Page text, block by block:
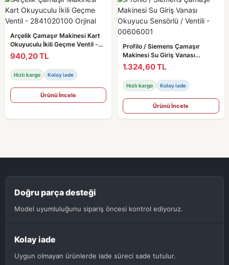
Arçelik Çamaşır Makinesi Kart
Okuyuculu İkili Geçme Ventil -
2841020100 Orjinal
940,20 TL
Hızlı kargo Kolay iade
Ürünü İncele
Profilo / Siemens Çamaşır
Makinesi Su Giriş Vanası
Okuyucu Sensörlü / Ventili -
00606001
1.324,60 TL
Hızlı kargo Kolay iade
Ürünü İncele
Doğru parça desteği
Model uyumluluğunu sipariş öncesi kontrol ediyoruz.
Kolay iade
Uygun olmayan ürünlerde iade süreci sade tutulur.